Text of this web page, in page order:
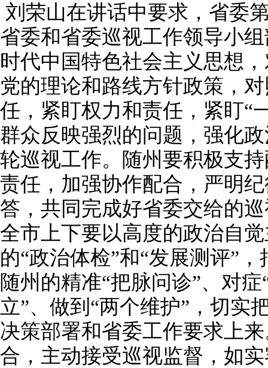
刘荣山在讲话中要求，省委
省委和省委巡视工作领导小
时代中国特色社会主义思想
党的理论和路线方针政策，
任，紧盯权力和责任，紧盯“
群众反映强烈的问题，强化
轮巡视工作。随州要积极支
责任，加强协作配合，严明
答，共同完成好省委交给的
全市上下要以高度的政治自
的“政治体检”和“发展测评”
随州的精准“把脉问诊”、对
立”、做到“两个维护”，切实
决策部署和省委工作要求上
合，主动接受巡视监督，如